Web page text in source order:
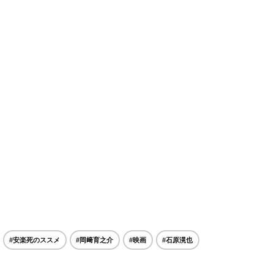
#安楽死のススメ #岡﨑育之介 #映画 #石原滉也